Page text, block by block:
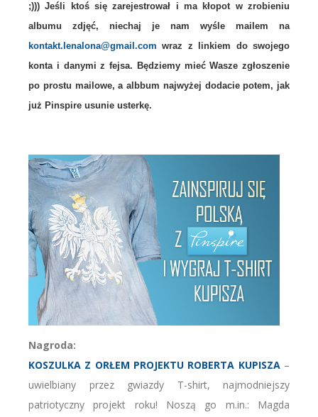
;))) Jeśli ktoś się zarejestrował i ma kłopot w zrobieniu
albumu zdjęć, niechaj je nam wyśle mailem na
kontakt.lenalona@gmail.com wraz z l inkiem do swojego
konta i danymi z fejsa. Będziemy mieć Wasze zgłoszenie
po prostu mailowe, a albbum najwyżej dodacie potem, jak
już Pinspire usunie usterkę.
Nagroda:
KOSZULKA Z ORŁEM PROJEKTU ROBERTA KUPISZA–
uwielbiany przez gwiazdy T-shirt, najmodniejszy
patriotyczny projekt roku! Noszą go m.in.: Magda